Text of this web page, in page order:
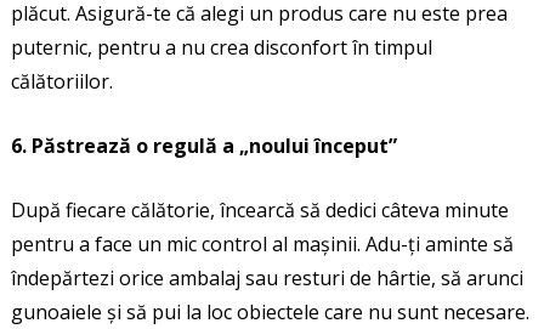
plăcut. Asigură-te că alegi un produs care nu este prea
puternic, pentru a nu crea disconfort în timpul
călătoriilor.
6. Păstrează o regulă a „noului început”
După fiecare călătorie, încearcă să dedici câteva minute
pentru a face un mic control al mașinii. Adu-ți aminte să
îndepărtezi orice ambalaj sau resturi de hârtie, să arunci
gunoaiele și să pui la loc obiectele care nu sunt necesare.